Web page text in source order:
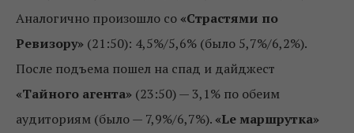
Аналогично произошло со «Страстями по
Ревизору» (21:50): 4,5%/5,6% (было 5,7%/6,2%).
После подъема пошел на спад и дайджест
«Тайного агента» (23:50) — 3,1% по обеим
аудиториям (было — 7,9%/6,7%). «Le маршрутка»